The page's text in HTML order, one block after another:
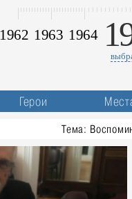
1962 1963 1964
Герои
Тема: